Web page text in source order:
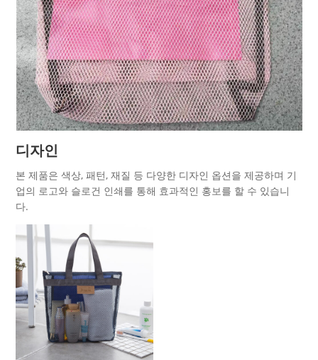
디자인
본 제품은 색상, 패턴, 재질 등 다양한 디자인 옵션을 제공하며 기
업의 로고와 슬로건 인쇄를 통해 효과적인 홍보를 할 수 있습니
다.